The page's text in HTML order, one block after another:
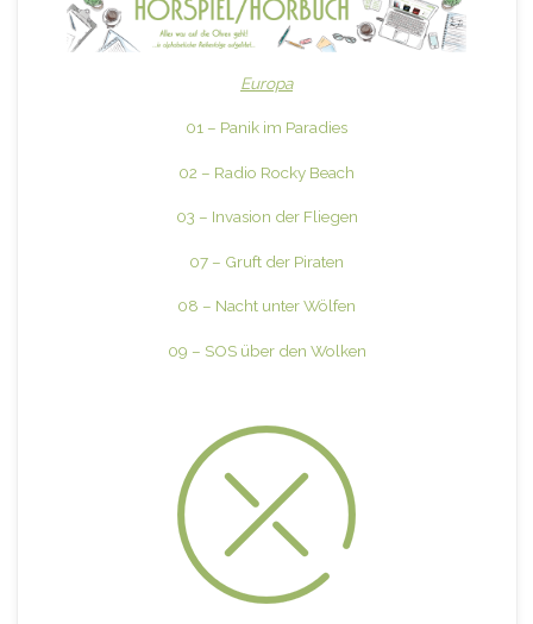
Europa
01 – Panik im Paradies
02 – Radio Rocky Beach
03 – Invasion der Fliegen
07 – Gruft der Piraten
08 – Nacht unter Wölfen
09 – SOS über den Wolken